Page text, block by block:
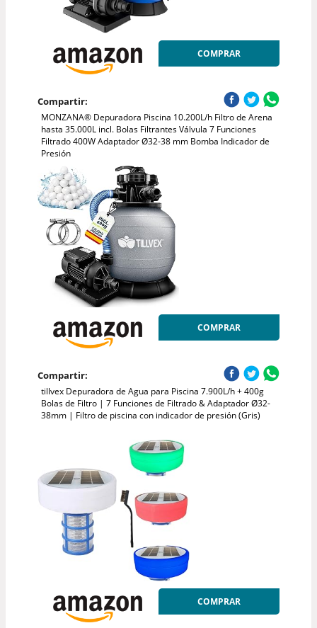
COMPRAR
Compartir:
MONZANA® Depuradora Piscina 10.200L/h Filtro de Arena
hasta 35.000L incl. Bolas Filtrantes Válvula 7 Funciones
Filtrado 400W Adaptador Ø32-38 mm Bomba Indicador de
Presión
COMPRAR
Compartir:
tillvex Depuradora de Agua para Piscina 7.900L/h + 400g
Bolas de Filtro | 7 Funciones de Filtrado & Adaptador Ø32-
38mm | Filtro de piscina con indicador de presión (Gris)
COMPRAR